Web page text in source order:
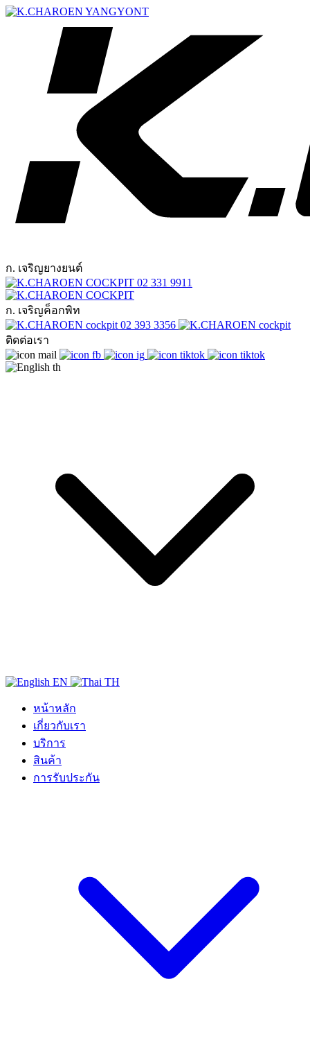
ก. เจริญยางยนต์
02 331 9911
ก. เจริญค็อกพิท
02 393 3356
ติดต่อเรา
th
EN TH
หน้าหลัก
เกี่ยวกับเรา
บริการ
สินค้า
การรับประกัน